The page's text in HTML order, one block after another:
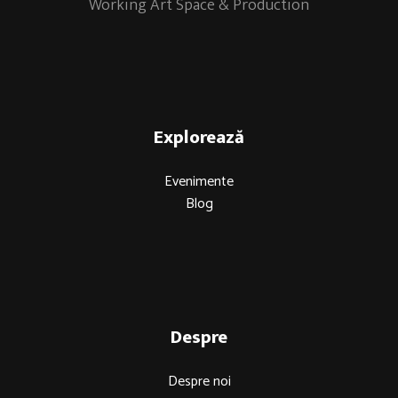
Working Art Space & Production
Explorează
Evenimente
Blog
Despre
Despre noi